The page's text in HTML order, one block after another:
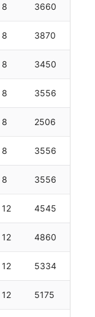
8 3660
8 3870
8 3450
8 3556
8 2506
8 3556
8 3556
12 4545
12 4860
12 5334
12 5175